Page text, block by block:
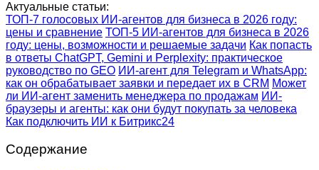
Актуальные статьи:
ТОП-7 голосовых ИИ-агентов для бизнеса в 2026 году:
цены и сравнение ТОП-5 ИИ-агентов для бизнеса в 2026
году: цены, возможности и решаемые задачи Как попасть
в ответы ChatGPT, Gemini и Perplexity: практическое
руководство по GEO ИИ-агент для Telegram и WhatsApp:
как он обрабатывает заявки и передает их в CRM Может
ли ИИ-агент заменить менеджера по продажам ИИ-
браузеры и агенты: как они будут покупать за человека
Как подключить ИИ к Битрикс24
Содержание